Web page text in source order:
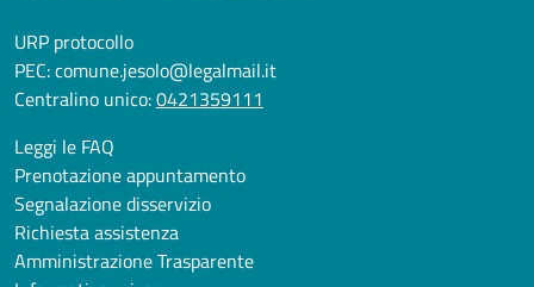
URP protocollo
PEC:comune.jesolo@legalmail.it
Centralino unico:0421359111
Leggi le FAQ
Prenotazione appuntamento
Segnalazione disservizio
Richiesta assistenza
Amministrazione Trasparente